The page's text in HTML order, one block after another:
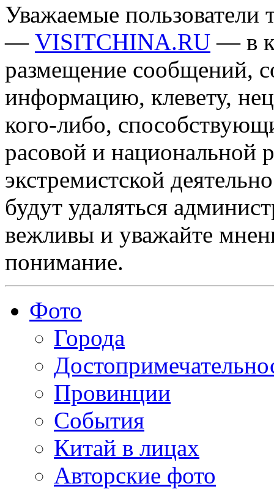
Уважаемые пользователи
— VISITCHINA.RU — в
размещение сообщений,
информацию, клевету,
кого-либо,
расовой и национальной
экстремистской
будут удаляться
вежливы и уважайте
понимание.
Фото
Города
Провинции
События
Китай в лицах
Авторские фото